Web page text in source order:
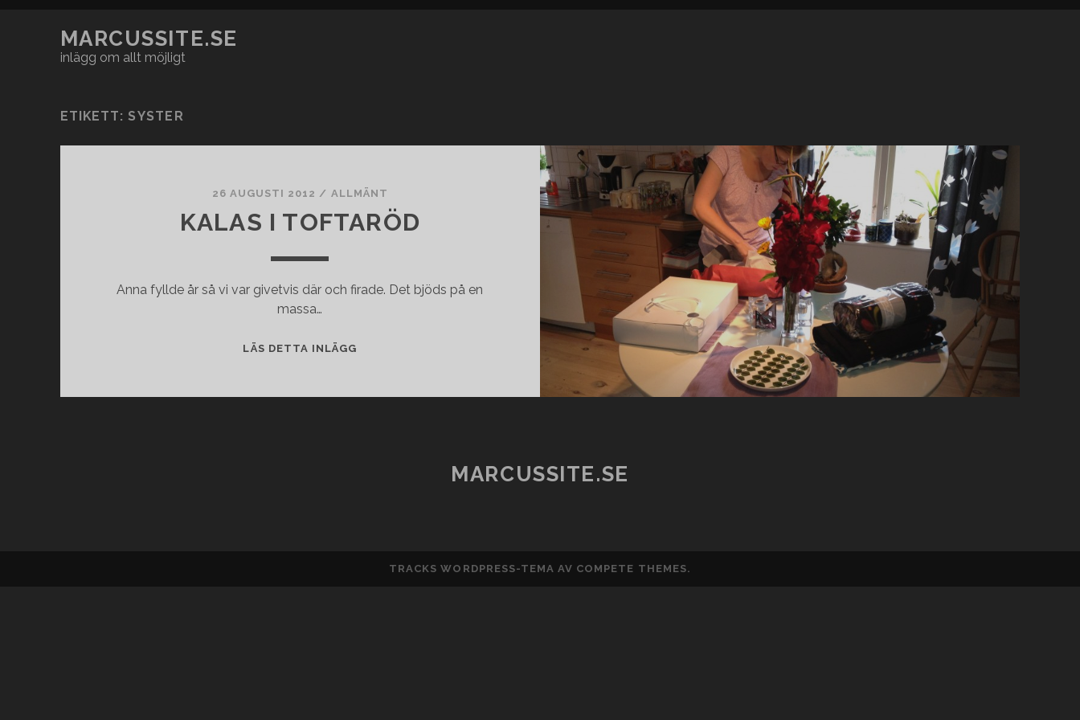
MARCUSSITE.SE
inlägg om allt möjligt
ETIKETT:SYSTER
26 AUGUSTI 2012 / ALLMÄNT
KALAS I TOFTARÖD
Anna fyllde år så vi var givetvis där och firade. Det bjöds på en
massa…
LÄS DETTA INLÄGG
MARCUSSITE.SE
TRACKS WORDPRESS-TEMA AV COMPETE THEMES.